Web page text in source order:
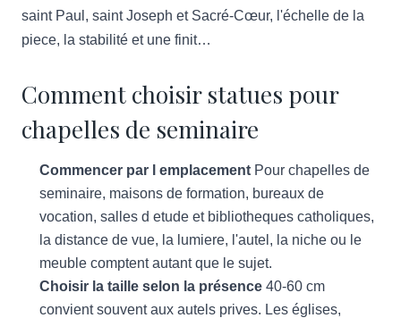
saint Paul, saint Joseph et Sacré-Cœur, l'échelle de la
piece, la stabilité et une finit…
Comment choisir statues pour
chapelles de seminaire
Commencer par l emplacement Pour chapelles de
seminaire, maisons de formation, bureaux de
vocation, salles d etude et bibliotheques catholiques,
la distance de vue, la lumiere, l'autel, la niche ou le
meuble comptent autant que le sujet.
Choisir la taille selon la présence 40-60 cm
convient souvent aux autels prives. Les églises,